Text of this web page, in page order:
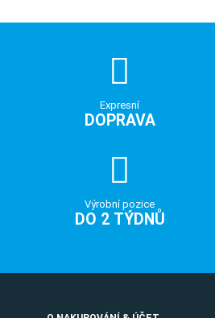
Expresní
DOPRAVA
Výrobní pozice
DO 2 TÝDNŮ